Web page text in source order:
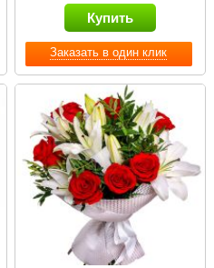
Заказать в один клик
Купить